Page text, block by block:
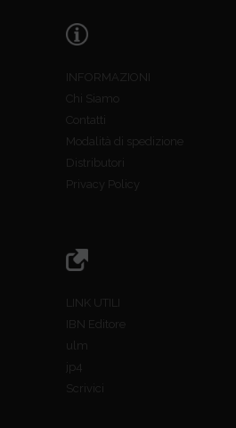
INFORMAZIONI
Chi Siamo
Contatti
Modalità di spedizione
Distributori
Privacy Policy
LINK UTILI
IBN Editore
ulm
jp4
Scrivici